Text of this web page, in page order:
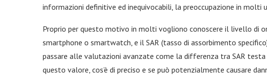
informazioni definitive ed inequivocabili, la preoccupazione in
Proprio per questo motivo in molti vogliono conoscere il livello di
smartphone o smartwatch, e il SAR (tasso di assorbimento
passare alle valutazioni avanzate come la differenza tra SAR testa
questo valore, cos’è di preciso e se può potenzialmente causare